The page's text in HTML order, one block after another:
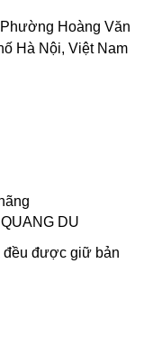
Hoàng Văn
Hà Nội, Việt Nam
DU
đều được giữ bản